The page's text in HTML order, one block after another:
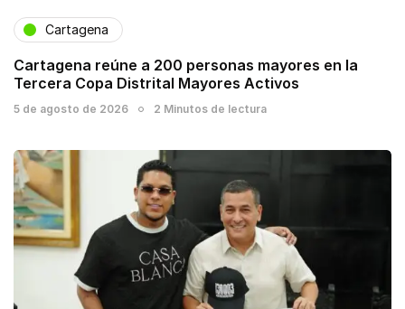
Cartagena
Cartagena reúne a 200 personas mayores en la
Tercera Copa Distrital Mayores Activos
5 de agosto de 2026 2 Minutos de lectura